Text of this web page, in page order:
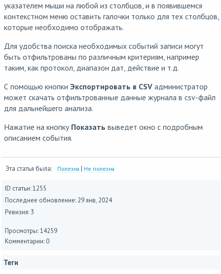
указателем мыши на любой из столбцов, и в появившемся
контекстном меню оставить галочки только для тех столбцов,
которые необходимо отображать.
Для удобства поиска необходимых событий записи могут
быть отфильтрованы по различным критериям, например
таким, как протокол, диапазон дат, действие и т.д.
С помощью кнопки Экспортировать в CSV администратор
может скачать отфильтрованные данные журнала в csv-файл
для дальнейшего анализа.
Нажатие на кнопку Показать выведет окно с подробным
описанием события.
Эта статья была: Полезна | Не полезна
ID статьи: 1255
Последнее обновление: 29 янв, 2024
Ревизия: 3
Просмотры: 14259
Комментарии: 0
Теги